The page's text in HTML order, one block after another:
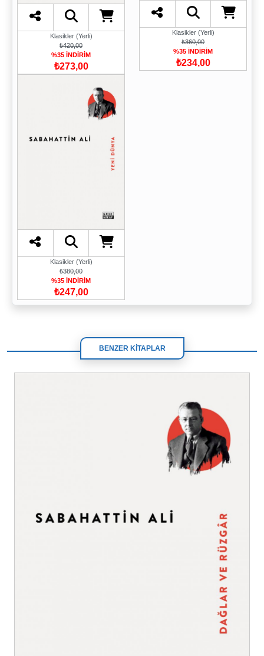
Klasikler (Yerli)
₺420,00
%35 İNDİRİM
₺273,00
Klasikler (Yerli)
₺360,00
%35 İNDİRİM
₺234,00
Klasikler (Yerli)
₺380,00
%35 İNDİRİM
₺247,00
BENZER KİTAPLAR